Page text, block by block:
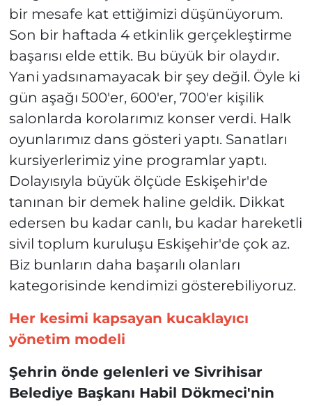
bir mesafe kat ettiğimizi düşünüyorum.
Son bir haftada 4 etkinlik gerçekleştirme
başarısı elde ettik. Bu büyük bir olaydır.
Yani yadsınamayacak bir şey değil. Öyle ki
gün aşağı 500'er, 600'er, 700'er kişilik
salonlarda korolarımız konser verdi. Halk
oyunlarımız dans gösteri yaptı. Sanatları
kursiyerlerimiz yine programlar yaptı.
Dolayısıyla büyük ölçüde Eskişehir'de
tanınan bir demek haline geldik. Dikkat
edersen bu kadar canlı, bu kadar hareketli
sivil toplum kuruluşu Eskişehir'de çok az.
Biz bunların daha başarılı olanları
kategorisinde kendimizi gösterebiliyoruz.
Her kesimi kapsayan kucaklayıcı
yönetim modeli
Şehrin önde gelenleri ve Sivrihisar
Belediye Başkanı Habil Dökmeci'nin